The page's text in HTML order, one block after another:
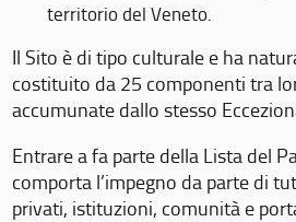
territorio del Veneto.
Il Sito è di tipo culturale e ha
costituito da 25 componenti tra
accumunate dallo stesso
Entrare a fa parte della Lista del
comporta l’impegno da parte di
privati, istituzioni, comunità e